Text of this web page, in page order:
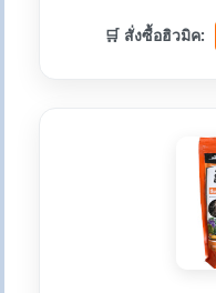
🛒 สั่งซื้อฮิวมิค: